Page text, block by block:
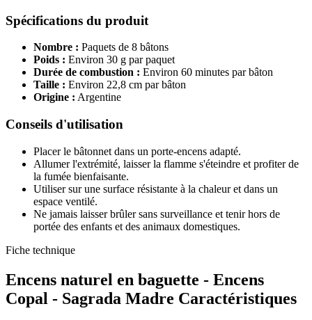
Spécifications du produit
Nombre : Paquets de 8 bâtons
Poids : Environ 30 g par paquet
Durée de combustion : Environ 60 minutes par bâton
Taille : Environ 22,8 cm par bâton
Origine : Argentine
Conseils d'utilisation
Placer le bâtonnet dans un porte-encens adapté.
Allumer l'extrémité, laisser la flamme s'éteindre et profiter de
la fumée bienfaisante.
Utiliser sur une surface résistante à la chaleur et dans un
espace ventilé.
Ne jamais laisser brûler sans surveillance et tenir hors de
portée des enfants et des animaux domestiques.
Fiche technique
Encens naturel en baguette - Encens
Copal - Sagrada Madre Caractéristiques